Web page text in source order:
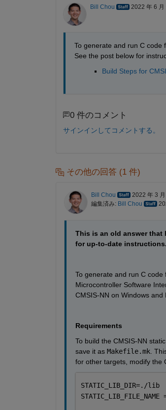
Bill Chou 2022 年 6 月
To generate and run C code
See the post below for
Build Steps for
0 件のコメント
サインインしてコメントする。
その他の回答 (1 件)
Bill Chou
2022 年 3 月
編集済み: Bill Chou
This is an old answer that
for up-to-date instructions.
To generate and run C
Microcontroller Software
CMSIS-NN on Windows and
Requirements
To build the CMSIS-NN
save it as Makefile.mk.
for other targets, modify the
STATIC_LIB_DIR=./lib